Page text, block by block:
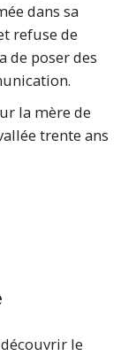
dans sa
refuse de
de poser des
la mère de
trente ans
le